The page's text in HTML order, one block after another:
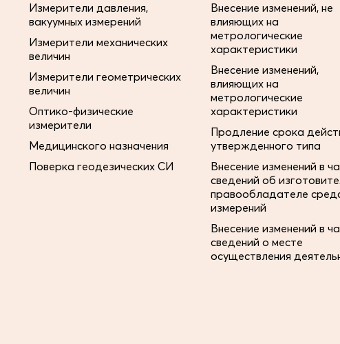
Измерители давления,
вакуумных измерений
Измерители механических
величин
Измерители геометрических
величин
Оптико-физические
измерители
Медицинского назначения
Поверка геодезических СИ
Внесение изменений, не
влияющих на
метрологические
характеристики
Внесение изменений,
влияющих на
метрологические
характеристики
Продление срока
утвержденного типа
Внесение изменений в
сведений об
правообладателе
измерений
Внесение изменений в
сведений о месте
осуществления